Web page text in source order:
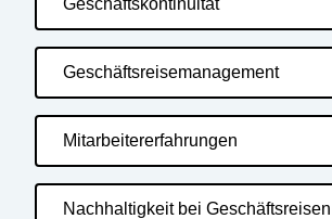
Geschäftskontinuität
Geschäftsreisemanagement
Mitarbeitererfahrungen
Nachhaltigkeit bei Geschäftsreisen